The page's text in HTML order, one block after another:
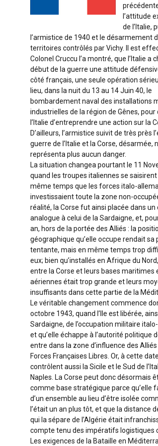
l’attitude
de l’Italie,
l’armistice de 1940 et le désarmement
territoires contrôlés par Vichy. Il est
Colonel Cruccu l’a montré, que l’Italie a
début de la guerre une attitude
côté français, une seule opération
lieu, dans la nuit du 13 au 14 Juin 40, le
bombardement naval des installations
industrielles de la région de Gênes, pour
l’Italie d’entreprendre une action sur la
D’ailleurs, l’armistice suivit de très près
guerre de l’Italie et la Corse, désarmée,
représenta plus aucun danger.
La situation changea pourtant le 11
quand les troupes italiennes se saisirent
même temps que les forces italo-
investissaient toute la zone non-
réalité, la Corse fut ainsi placée dans
analogue à celui de la Sardaigne, et,
an, hors de la portée des Alliés : la
géographique qu’elle occupe rendait sa
tentante, mais en même temps trop
eux; bien qu’installés en Afrique du
entre la Corse et leurs bases maritimes
aériennes était trop grande et leurs
insuffisants dans cette partie de la
Le véritable changement commence
octobre 1943, quand l’Ile est libérée,
Sardaigne, de l’occupation militaire
et qu’elle échappe à l’autorité politique
entre dans la zone d’influence des
Forces Françaises Libres. Or, à cette
contrôlent aussi la Sicile et le Sud de
Naples. La Corse peut donc désormais
comme base stratégique parce qu’elle
d’un ensemble au lieu d’être isolée
l’était un an plus tôt, et que la distance
qui la sépare de l’Algérie était
compte tenu des impératifs logistiques
Les exigences de la Bataille en